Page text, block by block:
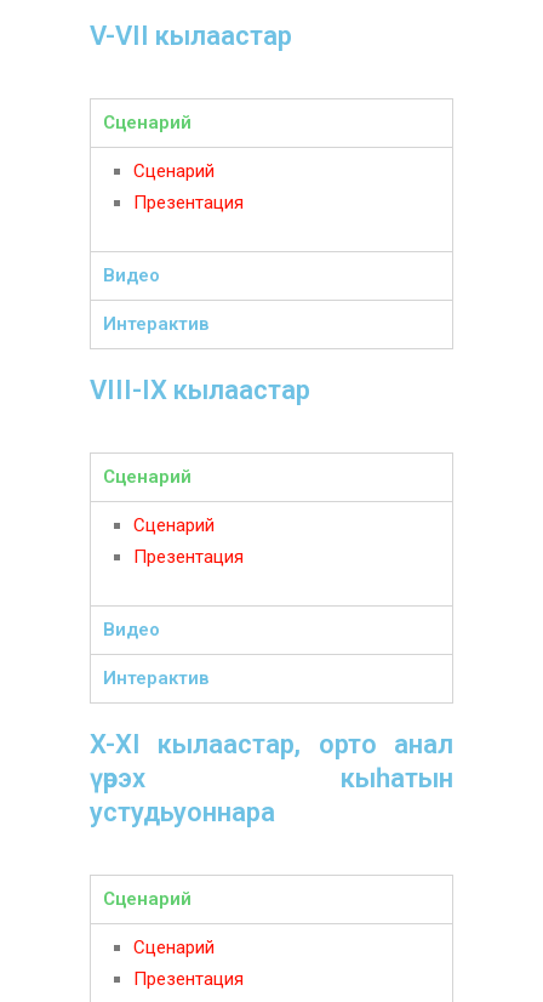
V-VII кылаастар
Сценарий
Сценарий
Презентация
Видео
Интерактив
VIII-IX кылаастар
Сценарий
Сценарий
Презентация
Видео
Интерактив
X-XI кылаастар, орто анал
үөрэх кыһатын
устудьуоннара
Сценарий
Сценарий
Презентация